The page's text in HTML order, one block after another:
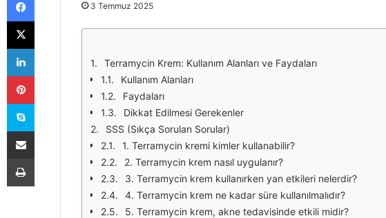
3 Temmuz 2025
Terramycin Krem: Kullanım Alanları ve Faydaları
Kullanım Alanları
Faydaları
Dikkat Edilmesi Gerekenler
SSS (Sıkça Sorulan Sorular)
1. Terramycin kremi kimler kullanabilir?
2. Terramycin krem nasıl uygulanır?
3. Terramycin krem kullanırken yan etkileri nelerdir?
4. Terramycin krem ne kadar süre kullanılmalıdır?
5. Terramycin krem, akne tedavisinde etkili midir?
X
LinkedIn
Pinterest
Skype
E-Posta ile paylaş